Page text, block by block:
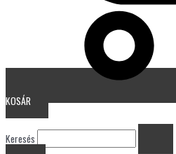
KOSÁR
Keresés